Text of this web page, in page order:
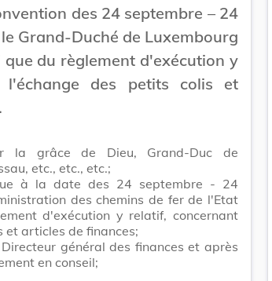
des 24 septembre – 24
Grand-Duché de Luxembourg
du règlement d'exécution y
l'échange des petits colis et
la grâce de Dieu, Grand-Duc de
etc., etc., etc.;
à la date des 24 septembre - 24
des chemins de fer de l'Etat
d'exécution y relatif, concernant
et articles de finances;
général des finances et après
en conseil;